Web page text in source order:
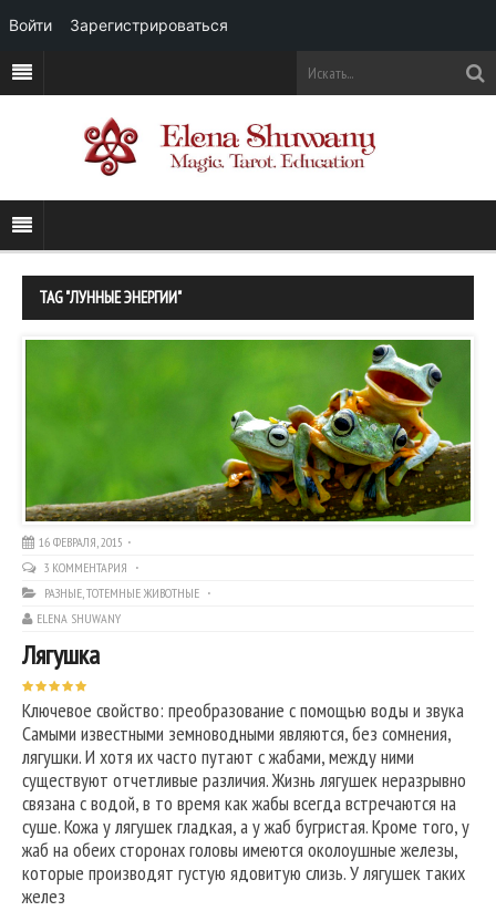
TAG "ЛУННЫЕ ЭНЕРГИИ"
16 ФЕВРАЛЯ, 2015
3 КОММЕНТАРИЯ
РАЗНЫЕ,ТОТЕМНЫЕ ЖИВОТНЫЕ
ELENA SHUWANY
Лягушка
Ключевое свойство: преобразование с помощью воды и звука
Самыми известными земноводными являются, без сомнения,
лягушки. И хотя их часто путают с жабами, между ними
существуют отчетливые различия. Жизнь лягушек неразрывно
связана с водой, в то время как жабы всегда встречаются на
суше. Кожа у лягушек гладкая, а у жаб бугристая. Кроме того, у
жаб на обеих сторонах головы имеются околоушные железы,
которые производят густую ядовитую слизь. У лягушек таких
желез
Войти Зарегистрироваться